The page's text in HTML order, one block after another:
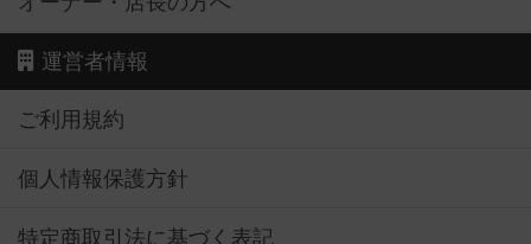
運営者情報
ご利用規約
個人情報保護方針
特定商取引法に基づく表記